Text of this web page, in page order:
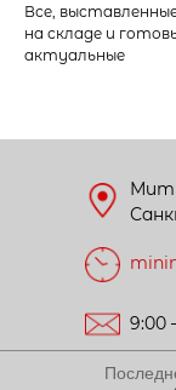
Все,
на складе и
актуальные
9:00